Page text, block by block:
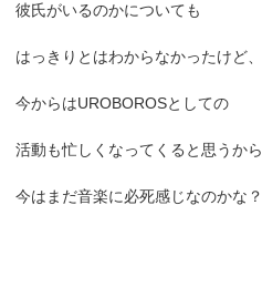
彼氏がいるのかについても
はっきりとはわからなかったけど、
今からはUROBOROSとしての
活動も忙しくなってくると思うから
今はまだ音楽に必死感じなのかな？